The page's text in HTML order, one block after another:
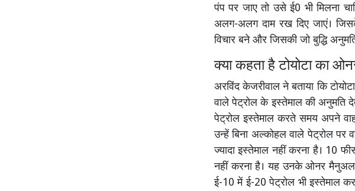
पंप पर जाए तो उसे ई0 भी मिलना
अलग-अलग दाम रख दिए जाएं।
विचार बने और जिसकी जो बुद्धि
क्या कहता है टोयोटा का
अरविंद केजरीवाल ने बताया कि
वाले पेट्रोल के इस्तेमाल की अनुमति
पेट्रोल इस्तेमाल करते समय अपने
उन्हें बिना अल्कोहल वाले पेट्रोल
ज्यादा इस्तेमाल नहीं करना है। 10
नहीं करना है। यह उनके ओनर मैनुअल
ई-10 में ई-20 पेट्रोल भी इस्तेमाल